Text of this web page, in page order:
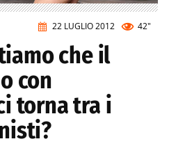
22 LUGLIO 2012 42"
che il
con
torna tra i